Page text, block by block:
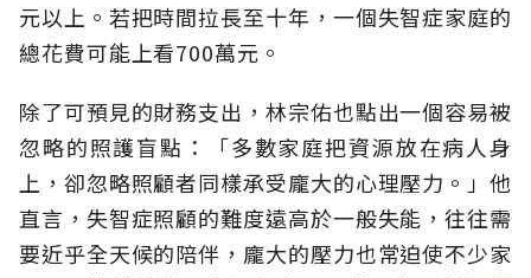
元以上。若把時間拉長至十年，一個失智症家庭的
總花費可能上看700萬元。
除了可預見的財務支出，林宗佑也點出一個容易被
忽略的照護盲點：「多數家庭把資源放在病人身
上，卻忽略照顧者同樣承受龐大的心理壓力。」他
直言，失智症照顧的難度遠高於一般失能，往往需
要近乎全天候的陪伴，龐大的壓力也常迫使不少家